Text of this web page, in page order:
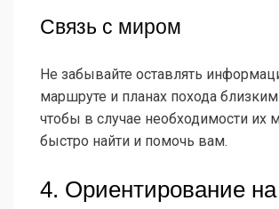
Связь с миром
Не забывайте оставлять
маршруте и планах похода
чтобы в случае необходимости их
быстро найти и помочь вам.
4. Ориентирование на